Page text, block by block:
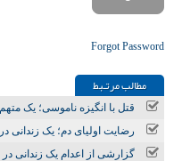
Forgot Password
مطالب مرتـبط
قتل با انگیزه ناموسی؛ یک
رضایت اولیای دم؛ یک زندانی
گزارشی از اعدام یک زندانی